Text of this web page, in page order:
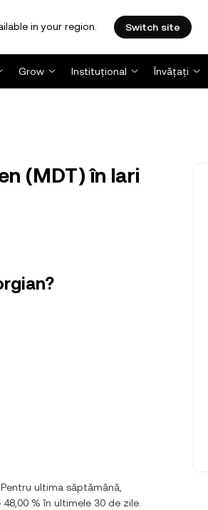
in your region. Switch site
Grow Instituțional Învățați
(MDT) în lari
ultima săptămână,
% în ultimele 30 de zile.